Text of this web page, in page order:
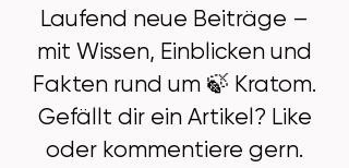
Laufend neue Beiträge –
mit Wissen, Einblicken und
Fakten rund um 🍃 Kratom.
Gefällt dir ein Artikel? Like
oder kommentiere gern.